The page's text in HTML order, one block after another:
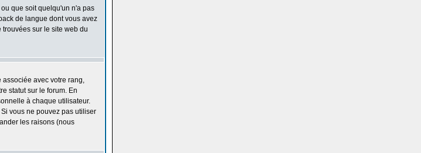
que soit quelqu'un n'a pas
de langue dont vous avez
sur le site web du
associée avec votre rang,
statut sur le forum. En
à chaque utilisateur.
vous ne pouvez pas utiliser
les raisons (nous